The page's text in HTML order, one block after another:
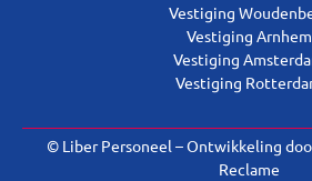
Vestiging
Vestiging Arnhem
Vestiging
Vestiging
© Liber Personeel – Ontwikkeling
Reclame